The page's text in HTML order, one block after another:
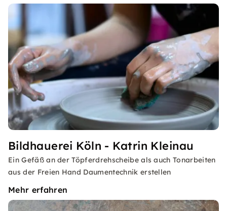
Bildhauerei Köln - Katrin Kleinau
Ein Gefäß an der Töpferdrehscheibe als auch Tonarbeiten
aus der Freien Hand Daumentechnik erstellen
Mehr erfahren